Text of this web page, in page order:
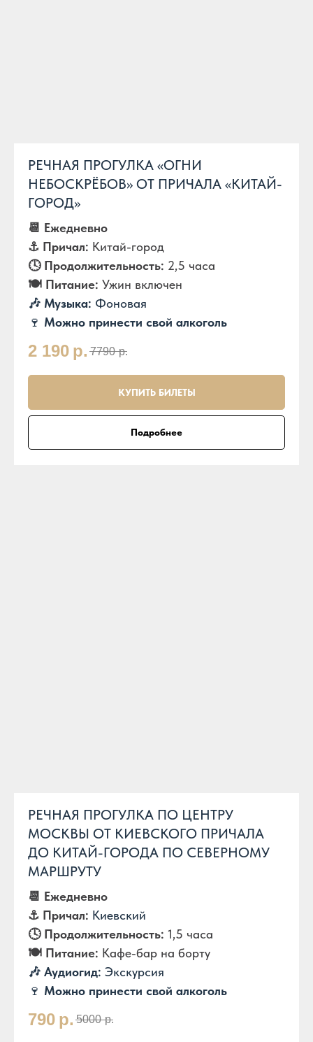
РЕЧНАЯ ПРОГУЛКА «ОГНИ
НЕБОСКРЁБОВ» ОТ ПРИЧАЛА «КИТАЙ-
ГОРОД»
📆 Ежедневно
⚓️ Причал: Китай-город
🕓 Продолжительность: 2,5 часа
🍽️ Питание: Ужин включен
🎶 Музыка: Фоновая
🍷 Можно принести свой алкоголь
2 190 р. 7790 р.
КУПИТЬ БИЛЕТЫ
Подробнее
РЕЧНАЯ ПРОГУЛКА ПО ЦЕНТРУ
МОСКВЫ ОТ КИЕВСКОГО ПРИЧАЛА
ДО КИТАЙ-ГОРОДА ПО СЕВЕРНОМУ
МАРШРУТУ
📆 Ежедневно
⚓️ Причал: Киевский
🕓 Продолжительность: 1,5 часа
🍽️ Питание: Кафе-бар на борту
🎶 Аудиогид: Экскурсия
🍷 Можно принести свой алкоголь
790 р. 5000 р.